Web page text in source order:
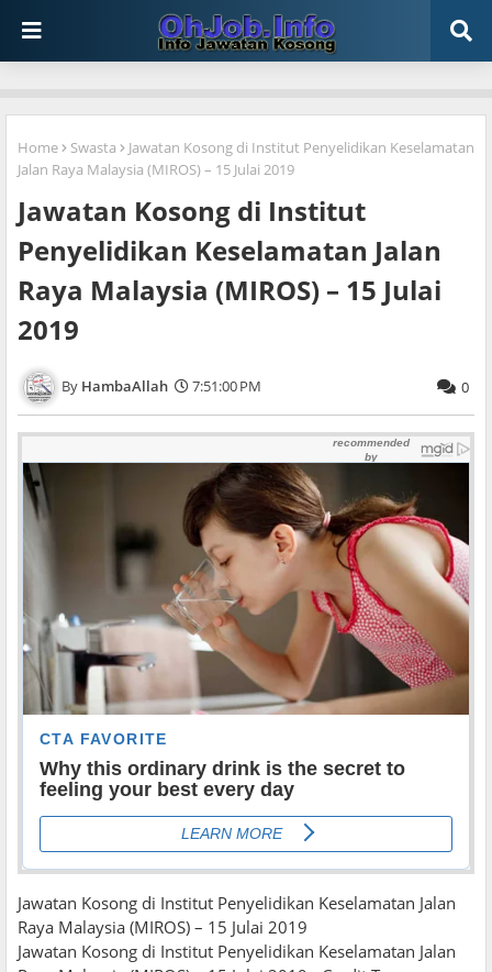
Home Swasta
Jawatan Kosong di Institut Penyelidikan Keselamatan
Jalan Raya Malaysia (MIROS) – 15 Julai 2019
Jawatan Kosong di Institut
Penyelidikan Keselamatan Jalan
Raya Malaysia (MIROS) – 15 Julai
2019
HambaAllah 7:51:00 PM 0
Jawatan Kosong di Institut Penyelidikan Keselamatan Jalan
Raya Malaysia (MIROS) – 15 Julai 2019
Jawatan Kosong di Institut Penyelidikan Keselamatan Jalan